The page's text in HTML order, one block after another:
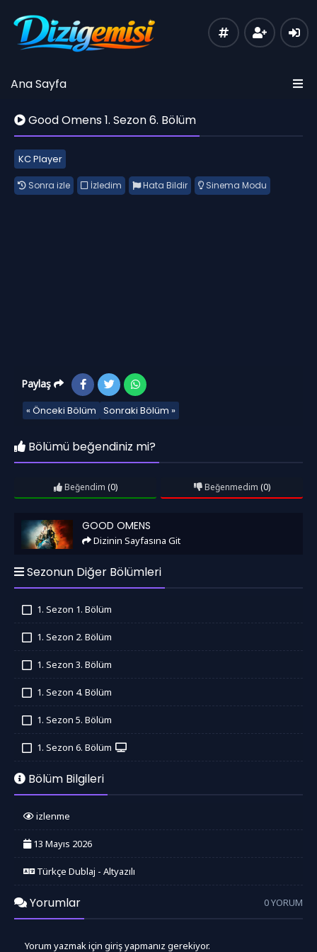
Ana Sayfa
Good Omens 1. Sezon 6. Bölüm
KC Player
Sonra izle İzledim Hata Bildir Sinema Modu
Paylaş
« Önceki Bölüm Sonraki Bölüm »
Bölümü beğendiniz mi?
Beğendim (0) Beğenmedim (0)
Good Omens GOOD OMENS
Dizinin Sayfasına Git
Sezonun Diğer Bölümleri
1. Sezon 1. Bölüm
1. Sezon 2. Bölüm
1. Sezon 3. Bölüm
1. Sezon 4. Bölüm
1. Sezon 5. Bölüm
1. Sezon 6. Bölüm
Bölüm Bilgileri
izlenme
13 Mayıs 2026
Türkçe Dublaj - Altyazılı
Yorumlar 0 YORUM
Yorum yazmak için giriş yapmanız gerekiyor.